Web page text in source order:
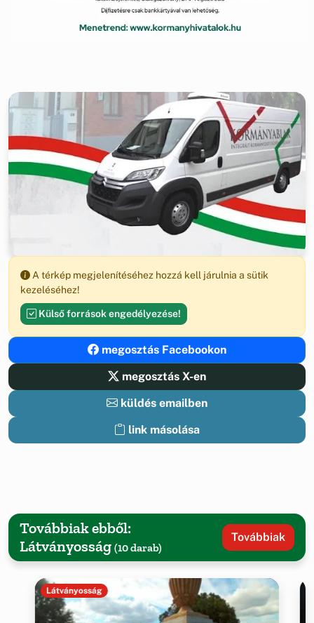
A térkép megjelenítéséhez hozzá kell járulnia a sütik
kezeléséhez!
Külső források engedélyezése!
megosztás Facebookon
megosztás X-en
küldés emailben
link másolása
Továbbiak ebből:
Látványosság (10 darab)
Továbbiak
Látványosság